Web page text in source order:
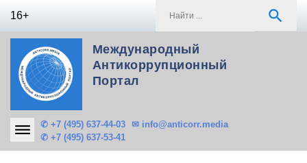
16+ search
Международный
Антикоррупционный
Портал
✆ +7 (495) 637-44-03
✆ +7 (495) 637-53-41
✉ info@anticorr.media